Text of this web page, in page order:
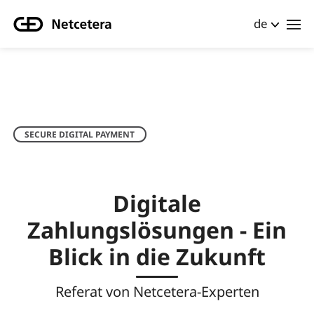
de
SECURE DIGITAL PAYMENT
Digitale
Zahlungslösungen - Ein
Blick in die Zukunft
Referat von Netcetera-Experten